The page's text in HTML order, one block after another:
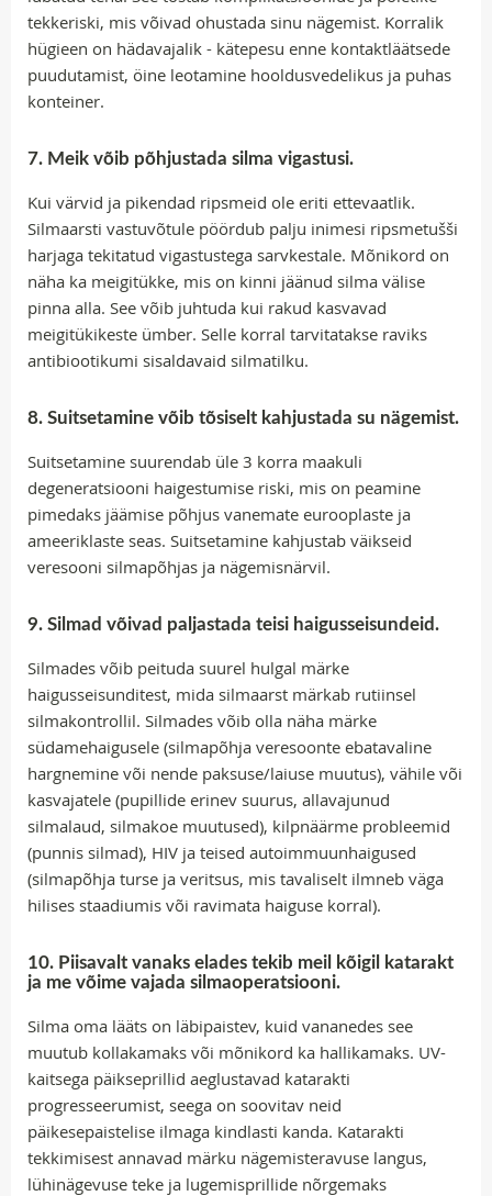
tekkeriski, mis võivad ohustada sinu nägemist. Korralik
hügieen on hädavajalik - kätepesu enne kontaktläätsede
puudutamist, öine leotamine hooldusvedelikus ja puhas
konteiner.
7. Meik võib põhjustada silma vigastusi.
Kui värvid ja pikendad ripsmeid ole eriti ettevaatlik.
Silmaarsti vastuvõtule pöördub palju inimesi ripsmetušši
harjaga tekitatud vigastustega sarvkestale. Mõnikord on
näha ka meigitükke, mis on kinni jäänud silma välise
pinna alla. See võib juhtuda kui rakud kasvavad
meigitükikeste ümber. Selle korral tarvitatakse raviks
antibiootikumi sisaldavaid silmatilku.
8. Suitsetamine võib tõsiselt kahjustada su nägemist.
Suitsetamine suurendab üle 3 korra maakuli
degeneratsiooni haigestumise riski, mis on peamine
pimedaks jäämise põhjus vanemate eurooplaste ja
ameeriklaste seas. Suitsetamine kahjustab väikseid
veresooni silmapõhjas ja nägemisnärvil.
9. Silmad võivad paljastada teisi haigusseisundeid.
Silmades võib peituda suurel hulgal märke
haigusseisunditest, mida silmaarst märkab rutiinsel
silmakontrollil. Silmades võib olla näha märke
südamehaigusele (silmapõhja veresoonte ebatavaline
hargnemine või nende paksuse/laiuse muutus), vähile või
kasvajatele (pupillide erinev suurus, allavajunud
silmalaud, silmakoe muutused), kilpnäärme probleemid
(punnis silmad), HIV ja teised autoimmuunhaigused
(silmapõhja turse ja veritsus, mis tavaliselt ilmneb väga
hilises staadiumis või ravimata haiguse korral).
10. Piisavalt vanaks elades tekib meil kõigil katarakt
ja me võime vajada silmaoperatsiooni.
Silma oma lääts on läbipaistev, kuid vananedes see
muutub kollakamaks või mõnikord ka hallikamaks. UV-
kaitsega päikseprillid aeglustavad katarakti
progresseerumist, seega on soovitav neid
päikesepaistelise ilmaga kindlasti kanda. Katarakti
tekkimisest annavad märku nägemisteravuse langus,
lühinägevuse teke ja lugemisprillide nõrgemaks